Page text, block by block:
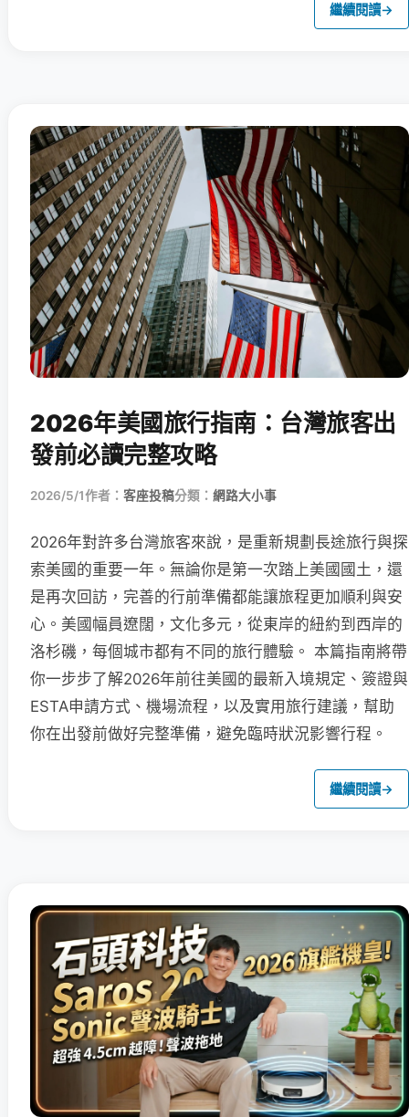
繼續閱讀→
2026年美國旅行指南：台灣旅客出
發前必讀完整攻略
2026/5/1作者： 客座投稿分類： 網路大小事
2026年對許多台灣旅客來說，是重新規劃長途旅行與探
索美國的重要一年。無論你是第一次踏上美國國土，還
是再次回訪，完善的行前準備都能讓旅程更加順利與安
心。美國幅員遼闊，文化多元，從東岸的紐約到西岸的
洛杉磯，每個城市都有不同的旅行體驗。 本篇指南將帶
你一步步了解2026年前往美國的最新入境規定、簽證與
ESTA申請方式、機場流程，以及實用旅行建議，幫助
你在出發前做好完整準備，避免臨時狀況影響行程。
繼續閱讀→